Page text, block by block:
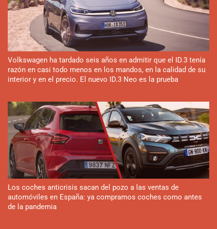
Volkswagen ha tardado seis años en admitir que el ID.3 tenía
razón en casi todo menos en los mandos, en la calidad de su
interior y en el precio. El nuevo ID.3 Neo es la prueba
Los coches anticrisis sacan del pozo a las ventas de
automóviles en España: ya compramos coches como antes
de la pandemia